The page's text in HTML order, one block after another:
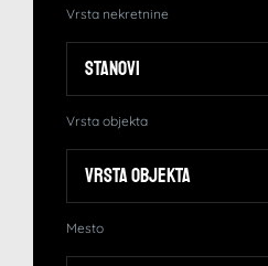
Vrsta nekretnine
Vrsta objekta
Mesto